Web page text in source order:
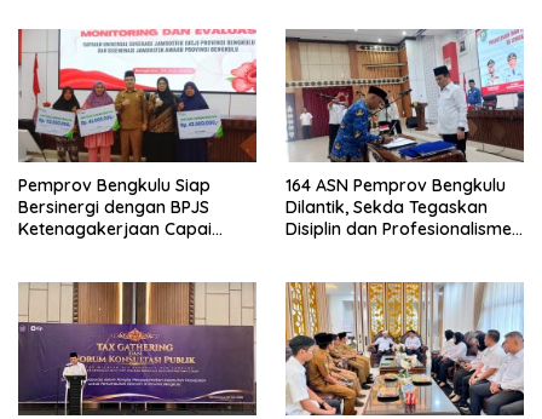
Masih Jadi Sorotan
Pemprov Bengkulu Siap
Bersinergi dengan BPJS
Ketenagakerjaan Capai
164 ASN Pemprov Bengkulu
Dilantik, Sekda Tegaskan
Disiplin dan Profesionalisme